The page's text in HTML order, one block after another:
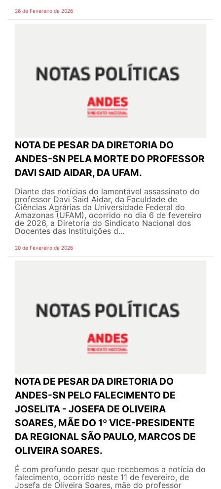
26 de Fevereiro de 2026
NOTA DE PESAR DA DIRETORIA DO
ANDES-SN PELA MORTE DO PROFESSOR
DAVI SAID AIDAR, DA UFAM.
Diante das notícias do lamentável assassinato do
professor Davi Said Aidar, da Faculdade de
Ciências Agrárias da Universidade Federal do
Amazonas (UFAM), ocorrido no dia 6 de fevereiro
de 2026, a Diretoria do Sindicato Nacional dos
Docentes das Instituições d...
20 de Fevereiro de 2026
NOTA DE PESAR DA DIRETORIA DO
ANDES-SN PELO FALECIMENTO DE
JOSELITA - JOSEFA DE OLIVEIRA
SOARES, MÃE DO 1º VICE-PRESIDENTE
DA REGIONAL SÃO PAULO, MARCOS DE
OLIVEIRA SOARES.
É com profundo pesar que recebemos a notícia do
falecimento, ocorrido neste 11 de fevereiro, de
Josefa de Oliveira Soares, mãe do professor